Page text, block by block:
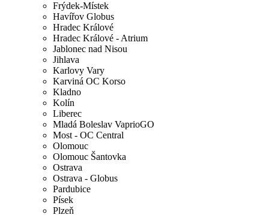
Frýdek-Místek
Havířov Globus
Hradec Králové
Hradec Králové - Atrium
Jablonec nad Nisou
Jihlava
Karlovy Vary
Karviná OC Korso
Kladno
Kolín
Liberec
Mladá Boleslav VaprioGO
Most - OC Central
Olomouc
Olomouc Šantovka
Ostrava
Ostrava - Globus
Pardubice
Písek
Plzeň